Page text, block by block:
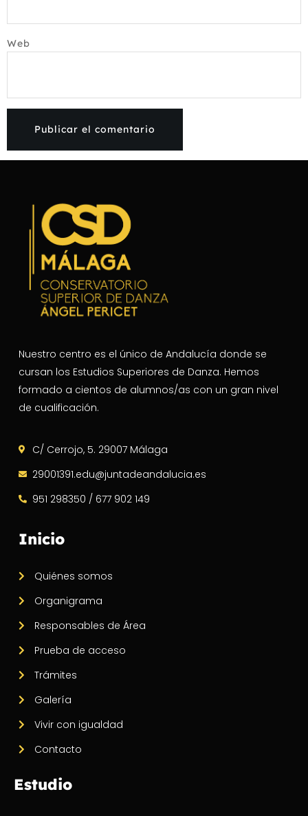
Web
Nuestro centro es el único de Andalucía donde se
cursan los Estudios Superiores de Danza. Hemos
formado a cientos de alumnos/as con un gran nivel
de cualificación.
C/ Cerrojo, 5. 29007 Málaga
29001391.edu@juntadeandalucia.es
951 298350 / 677 902 149
Inicio
Quiénes somos
Organigrama
Responsables de Área
Prueba de acceso
Trámites
Galería
Vivir con igualdad
Contacto
Estudio